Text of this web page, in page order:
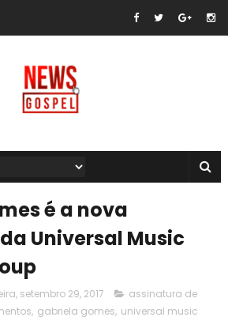
é a nova
Universal Music
setembro 29, 2017
assinatura de
, gabriela gomes, universal music